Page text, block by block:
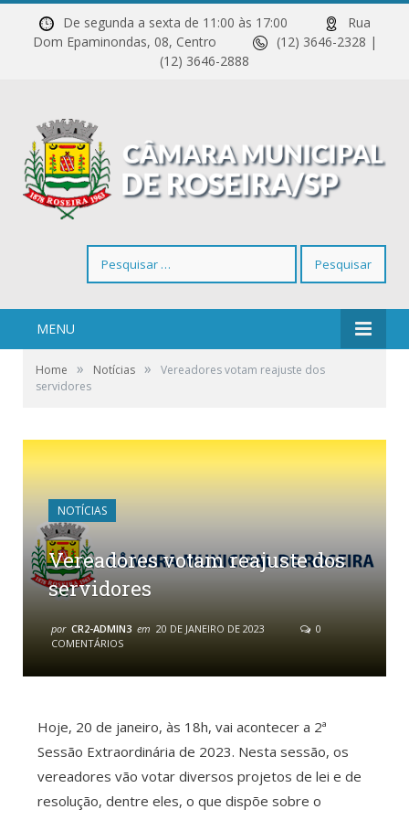
De segunda a sexta de 11:00 às 17:00
Rua
Dom Epaminondas, 08, Centro
(12) 3646-2328 |
(12) 3646-2888
por:
MENU
Home » Notícias »
Vereadores votam reajuste dos
servidores
NOTÍCIAS
Vereadores votam reajuste dos
servidores
por CR2-ADMIN3 em 20 DE JANEIRO DE 2023
0
COMENTÁRIOS
Hoje, 20 de janeiro, às 18h, vai acontecer a 2ª
Sessão Extraordinária de 2023. Nesta sessão, os
vereadores vão votar diversos projetos de lei e de
resolução, dentre eles, o que dispõe sobre o